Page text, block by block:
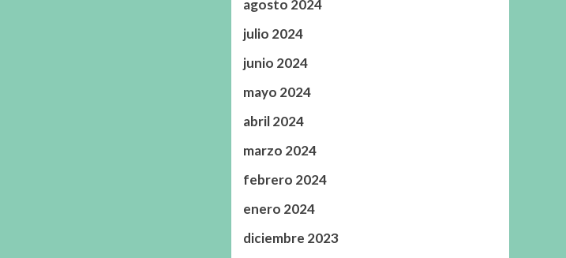
agosto 2024
julio 2024
junio 2024
mayo 2024
abril 2024
marzo 2024
febrero 2024
enero 2024
diciembre 2023